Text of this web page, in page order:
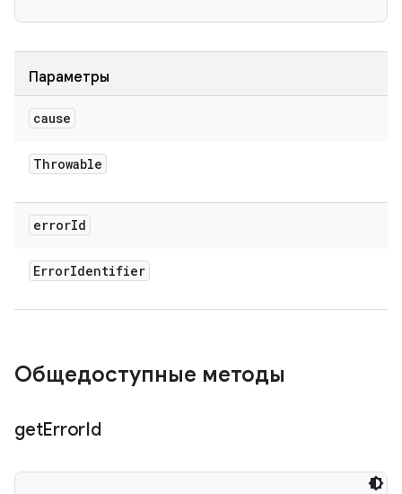
Параметры
cause
Throwable
errorId
ErrorIdentifier
Общедоступные методы
getErrorId